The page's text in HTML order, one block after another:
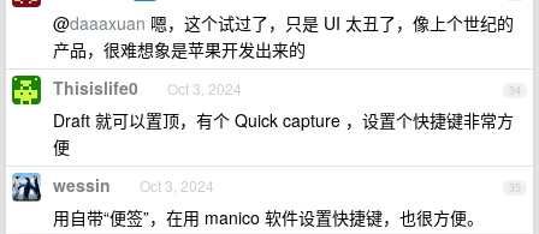
@daaaxuan 嗯，这个试过了，只是 UI 太丑了，像上个世纪的
产品，很难想象是苹果开发出来的
34
Thisislife0 Oct 3, 2024
Draft 就可以置顶，有个 Quick capture ，设置个快捷键非常方
便
35
wessin Oct 3, 2024
用自带“便签”，在用 manico 软件设置快捷键，也很方便。